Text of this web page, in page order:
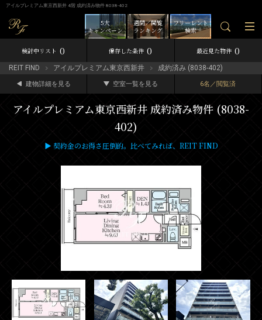
アイルプレミアム東京西新井 4階 成約済み物件 8038-402
フリーレント
検索
週間／閲覧
ランキング
5大
キャンペーン
検討中リスト 0 保存した条件 0 最近見た物件 0
REIT FIND アイルプレミアム東京西新井 成約済み (8038-402)
建物詳細を見る 空室一覧を見る 6名／閲覧済
アイルプレミアム東京西新井 成約済み物件 (8038-
402)
▶ 契約金のお得さ圧倒的。比べてみれば、REIT FIND